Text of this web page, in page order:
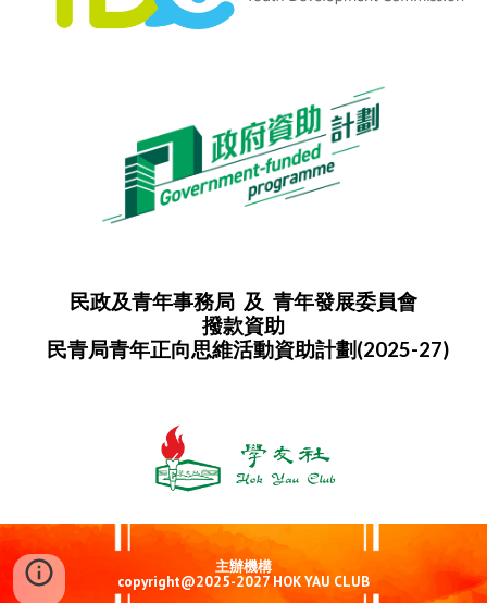
民政及青年事務局 及 青年發展委員會
撥款資助
民青局青年正向思維活動資助計劃(2025-27)
主辦機構
copyright@2025-2027 HOK YAU CLUB